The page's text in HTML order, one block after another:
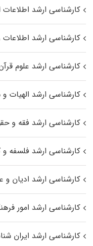
کارشناسی ارشد اطلاعات
کارشناسی ارشد
کارشناسی ارشد علوم
کارشناسی ارشد
کارشناسی ارشد فقه و
کارشناسی ارشد فلسفه و
کارشناسی ارشد ادیان
کارشناسی ارشد امور
کارشناسی ارشد ایران